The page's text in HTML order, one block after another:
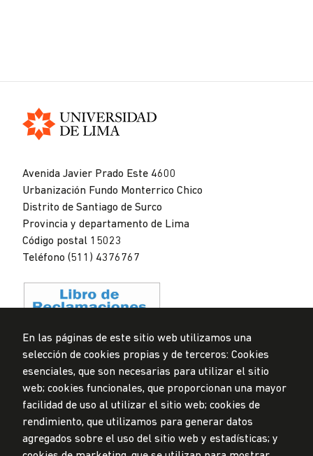
Avenida Javier Prado Este 4600
Urbanización Fundo Monterrico Chico
Distrito de Santiago de Surco
Provincia y departamento de Lima
Código postal 15023
Teléfono (511) 4376767
Privacidad de datos personales
Mesa de partes
© Universidad de Lima, 2024
Todos los derechos reservados
Diseñado porPartners
En las páginas de este sitio web utilizamos una
selección de cookies propias y de terceros: Cookies
esenciales, que son necesarias para utilizar el sitio
web; cookies funcionales, que proporcionan una mayor
facilidad de uso al utilizar el sitio web; cookies de
rendimiento, que utilizamos para generar datos
agregados sobre el uso del sitio web y estadísticas; y